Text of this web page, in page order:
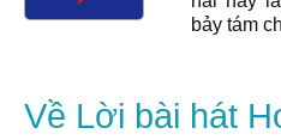
bảy tám
Về Lời bài hát